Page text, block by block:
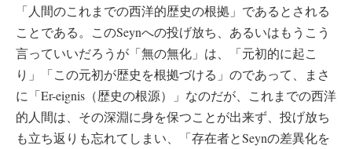
「人間のこれまでの西洋的歴史の根拠」であるとされる
ことである。このSeynへの投げ放ち、あるいはもうこう
言っていいだろうが「無の無化」は、「元初的に起こ
り」「この元初が歴史を根拠づける」のであって、まさ
に「Er-eignis（歴史の根源）」なのだが、これまでの西洋
的人間は、その深淵に身を保つことが出来ず、投げ放ち
も立ち返りも忘れてしまい、「存在者とSeynの差異化を